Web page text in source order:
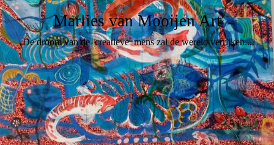
Marlies van Mooijen Art
De droom van de creatieve mens zal de wereld verrijken...